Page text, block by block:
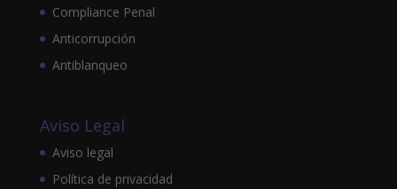
Compliance Penal
Anticorrupción
Antiblanqueo
Aviso Legal
Aviso legal
Política de privacidad